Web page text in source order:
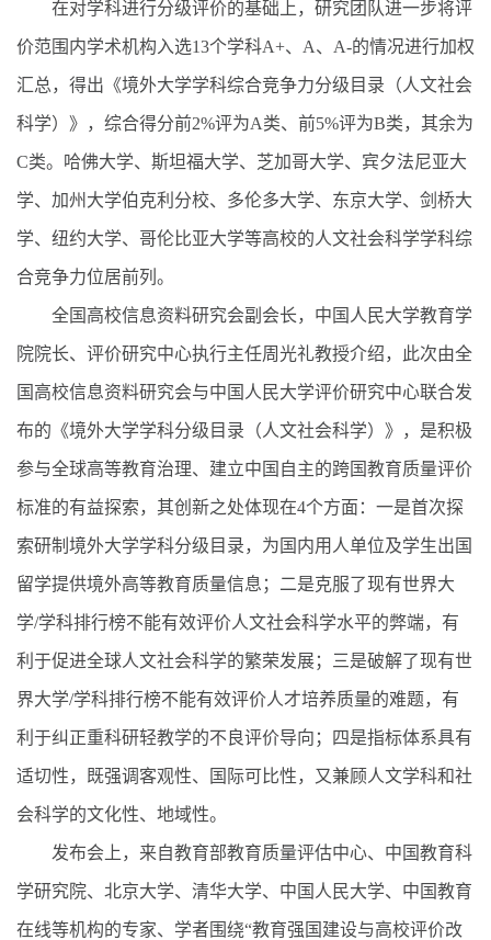
在对学科进行分级评价的基础上，研究团队进一步将评
价范围内学术机构入选13个学科A+、A、A-的情况进行加权
汇总，得出《境外大学学科综合竞争力分级目录（人文社会
科学）》，综合得分前2%评为A类、前5%评为B类，其余为
C类。哈佛大学、斯坦福大学、芝加哥大学、宾夕法尼亚大
学、加州大学伯克利分校、多伦多大学、东京大学、剑桥大
学、纽约大学、哥伦比亚大学等高校的人文社会科学学科综
合竞争力位居前列。
全国高校信息资料研究会副会长，中国人民大学教育学
院院长、评价研究中心执行主任周光礼教授介绍，此次由全
国高校信息资料研究会与中国人民大学评价研究中心联合发
布的《境外大学学科分级目录（人文社会科学）》，是积极
参与全球高等教育治理、建立中国自主的跨国教育质量评价
标准的有益探索，其创新之处体现在4个方面：一是首次探
索研制境外大学学科分级目录，为国内用人单位及学生出国
留学提供境外高等教育质量信息；二是克服了现有世界大
学/学科排行榜不能有效评价人文社会科学水平的弊端，有
利于促进全球人文社会科学的繁荣发展；三是破解了现有世
界大学/学科排行榜不能有效评价人才培养质量的难题，有
利于纠正重科研轻教学的不良评价导向；四是指标体系具有
适切性，既强调客观性、国际可比性，又兼顾人文学科和社
会科学的文化性、地域性。
发布会上，来自教育部教育质量评估中心、中国教育科
学研究院、北京大学、清华大学、中国人民大学、中国教育
在线等机构的专家、学者围绕“教育强国建设与高校评价改